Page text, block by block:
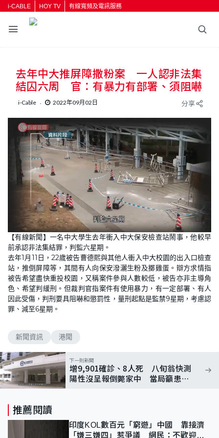
i-CABLE HOY TV 有線寬頻及電訊服務
去年中大推屏障撒粉案 一人認非法集
結囚六周 官：有暴力有部署、須阻嚇
i-Cable 2022年09月02日 分享
U
n
m
u
t
e
L
o
a
d
e
d
:
1
0
0
0
0
%
【有線新聞】一名中大學生去年衝入中大保安檢查站鬧事，他較早
前承認非法集結罪，判監六星期。
去年1月11日，22歲被告曹德熙與其他人衝入中大校園的出入口檢查
站，推倒屏障等，其間有人向保安潑灑生粉及擲雞蛋。辯方求情指
被告希望盡快重投校園，又稱案件參與人數較低，被告亦非主導角
色、希望判緩刑。但裁判官指案件有使用暴力，有一定部署、有人
因此受傷，判刑要具阻嚇和懲罰性，量刑起點是監禁9星期，考慮認
罪、減至6星期。
新聞資訊 港聞
下一則新聞
增9,901確診、8人死 八旬翁快測
陽性沒呈報倒斃家中 當局籲患者
推薦閱讀
印度KOL數百元「窮遊」中國 靠接濟
「嫌三嫌四」惹爭議 網民：不歡迎劣